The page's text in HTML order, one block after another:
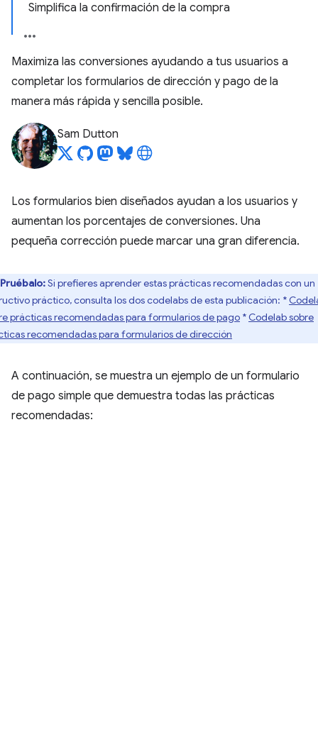
Simplifica la confirmación de la compra
Maximiza las conversiones ayudando a tus usuarios a
completar los formularios de dirección y pago de la
manera más rápida y sencilla posible.
Sam Dutton
Los formularios bien diseñados ayudan a los usuarios y
aumentan los porcentajes de conversiones. Una
pequeña corrección puede marcar una gran diferencia.
Pruébalo:Si prefieres aprender estas prácticas recomendadas con un
práctico, consulta los dos codelabs de esta publicación: *
prácticas recomendadas para formularios de pago * Codelab sobre
recomendadas para formularios de dirección
A continuación, se muestra un ejemplo de un formulario
de pago simple que demuestra todas las prácticas
recomendadas: